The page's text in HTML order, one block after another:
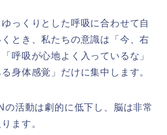
っくりとした呼吸に合わせて自
とき、私たちの意識は「今、右
呼吸が心地よく入っているな」
身体感覚」だけに集中します。
の活動は劇的に低下し、脳は非常
ます。